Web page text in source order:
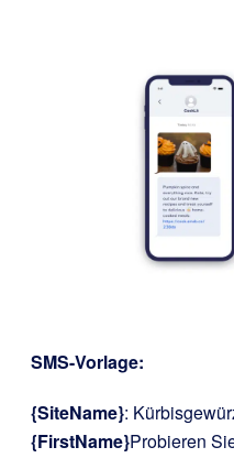
SMS-Vorlage:
{SiteName}:
{FirstName}Probieren